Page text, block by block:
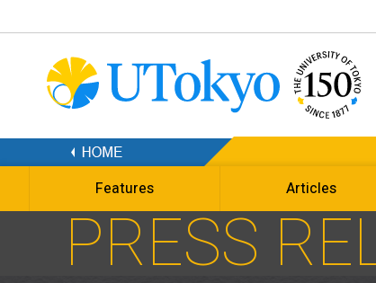
Features Articles
PRESS